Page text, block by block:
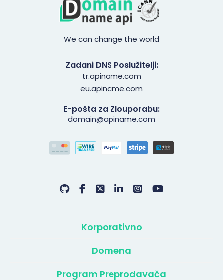
We can change the world
Zadani DNS Poslužitelji:
tr.apiname.com
eu.apiname.com
E-pošta za Zlouporabu:
domain@apiname.com
Korporativno
Domena
Program Preprodavača